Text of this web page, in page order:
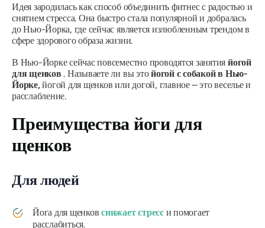
Идея зародилась как способ объединить фитнес с радостью и
снятием стресса. Она быстро стала популярной и добралась
до Нью-Йорка, где сейчас является излюбленным трендом в
сфере здорового образа жизни.
В Нью-Йорке сейчас повсеместно проводятся занятияйогой
для щенков . Называете ли вы этойогой с собакой в ​​Нью-
Йорке,йогой для щенков или догой, главное – это веселье и
расслабление.
Преимущества йоги для
щенков
Для людей
Йога для щенковснижает стресси помогает
расслабиться.